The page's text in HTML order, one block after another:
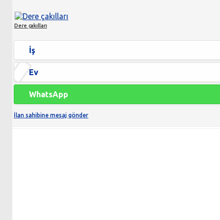
Dere çakılları
İş
Ev
WhatsApp
İlan sahibine mesaj gönder